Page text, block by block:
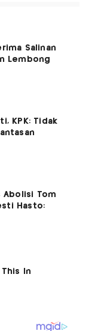
Salinan
Lembong
KPK: Tidak
Abolisi Tom
Hasto: